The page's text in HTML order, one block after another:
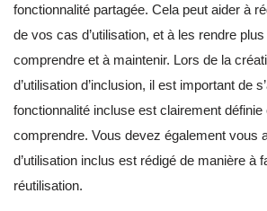
fonctionnalité partagée. Cela peut aider à
de vos cas d’utilisation, et à les rendre
comprendre et à maintenir. Lors de la
d’utilisation d’inclusion, il est important de
fonctionnalité incluse est clairement définie
comprendre. Vous devez également vous
d’utilisation inclus est rédigé de manière à
réutilisation.